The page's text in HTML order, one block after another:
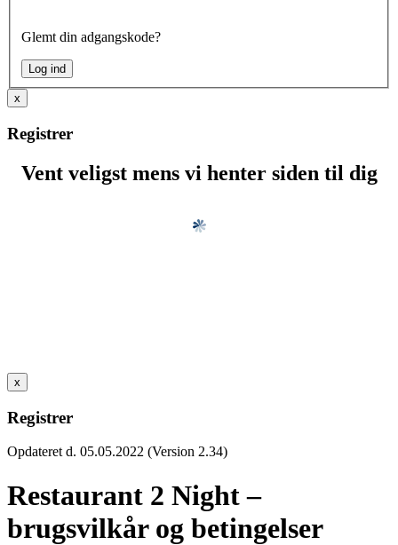
Glemt din adgangskode?
x
Registrer
Vent veligst mens vi henter siden til dig
x
Registrer
Opdateret d. 05.05.2022 (Version 2.34)
Restaurant 2 Night –
brugsvilkår og betingelser